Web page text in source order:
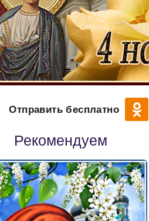
Отправить бесплатно
Рекомендуем